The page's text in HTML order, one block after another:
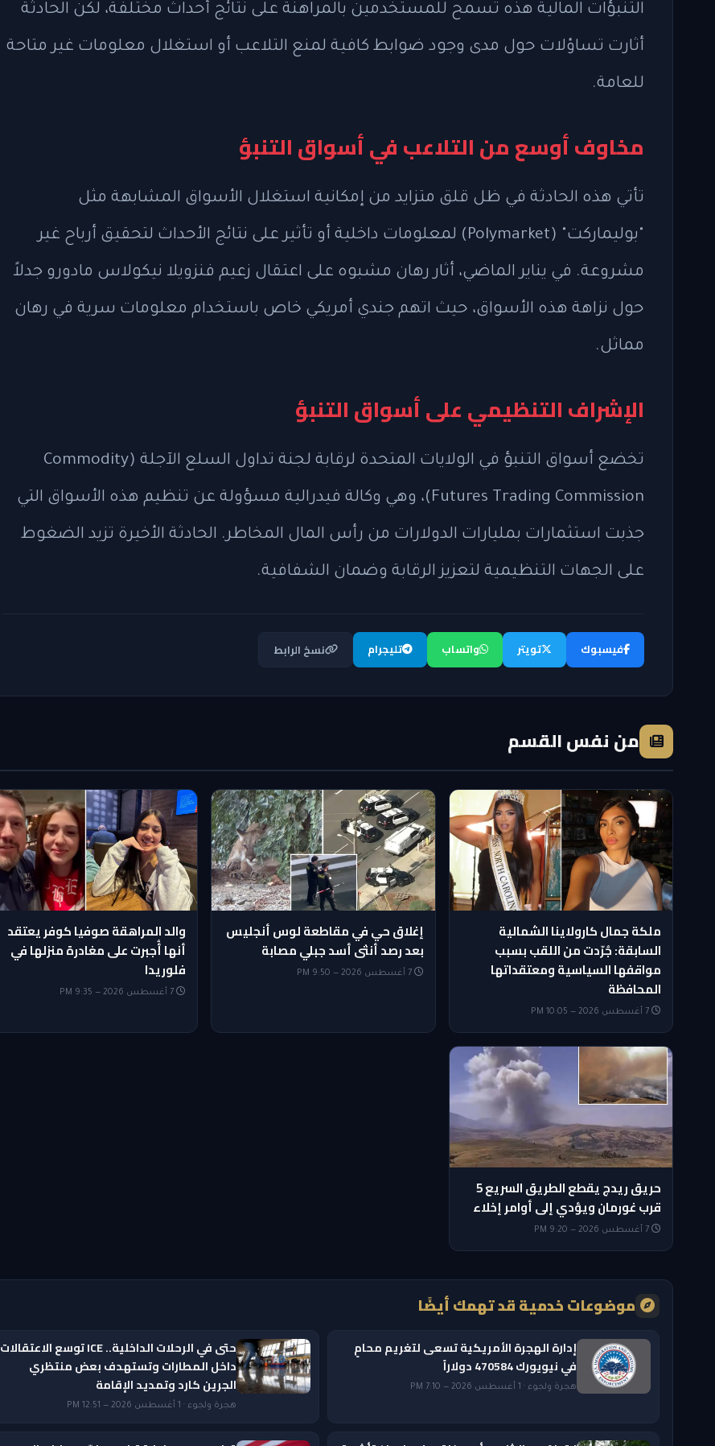
التنبؤات المالية هذه تسمح للمستخدمين بالمراهنة على نتائج أحداث مختلفة، لكن الحادثة
أثارت تساؤلات حول مدى وجود ضوابط كافية لمنع التلاعب أو استغلال معلومات غير متاحة
للعامة.
مخاوف أوسع من التلاعب في أسواق التنبؤ
تأتي هذه الحادثة في ظل قلق متزايد من إمكانية استغلال الأسواق المشابهة مثل
"بوليماركت" (Polymarket) لمعلومات داخلية أو تأثير على نتائج الأحداث لتحقيق أرباح غير
مشروعة. في يناير الماضي، أثار رهان مشبوه على اعتقال زعيم فنزويلا نيكولاس مادورو جدلاً
حول نزاهة هذه الأسواق، حيث اتهم جندي أمريكي خاص باستخدام معلومات سرية في رهان
مماثل.
الإشراف التنظيمي على أسواق التنبؤ
تخضع أسواق التنبؤ في الولايات المتحدة لرقابة لجنة تداول السلع الآجلة (Commodity
Futures Trading Commission)، وهي وكالة فيدرالية مسؤولة عن تنظيم هذه الأسواق التي
جذبت استثمارات بمليارات الدولارات من رأس المال المخاطر. الحادثة الأخيرة تزيد الضغوط
على الجهات التنظيمية لتعزيز الرقابة وضمان الشفافية.
فيسبوك تويتر واتساب تليجرام نسخ الرابط
من نفس القسم
ملكة جمال كارولاينا الشمالية
السابقة: جُرّدت من اللقب بسبب
مواقفها السياسية ومعتقداتها
المحافظة
إغلاق حي في مقاطعة لوس أنجليس
بعد رصد أنثى أسد جبلي مصابة
7 أغسطس 2026 — 9:50 PM
والد المراهقة صوفيا كوفر يعتقد
أنها أُجبرت على مغادرة منزلها في
فلوريدا
7 أغسطس 2026 — 9:35 PM
حريق ريدج يقطع الطريق السريع 5
قرب غورمان ويؤدي إلى أوامر إخلاء
موضوعات خدمية قد تهمك أيضًا
إدارة الهجرة الأمريكية تسعى لتغريم محامٍ
في نيويورك 470584 دولاراً
هجرة ولجوء · 1 أغسطس 2026 — 7:10 PM
حتى في الرحلات الداخلية.. ICE توسع الاعتقالات
داخل المطارات وتستهدف بعض منتظري
الجرين كارد وتمديد الإقامة
هجرة ولجوء · 1 أغسطس 2026 — 12:51 PM